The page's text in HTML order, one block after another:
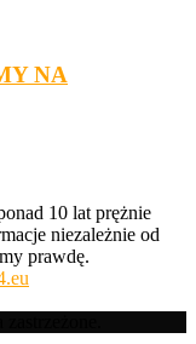
NA
10 lat prężnie
niezależnie od
prawdę.